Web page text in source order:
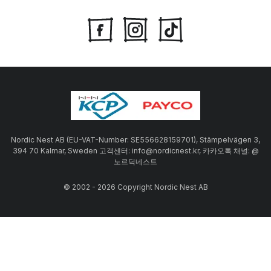
Nordic Nest AB (EU-VAT-Number: SE556628159701), Stämpelvägen 3,
394 70 Kalmar, Sweden 고객센터: info@nordicnest.kr, 카카오톡 채널: @
노르딕네스트
© 2002 - 2026 Copyright Nordic Nest AB